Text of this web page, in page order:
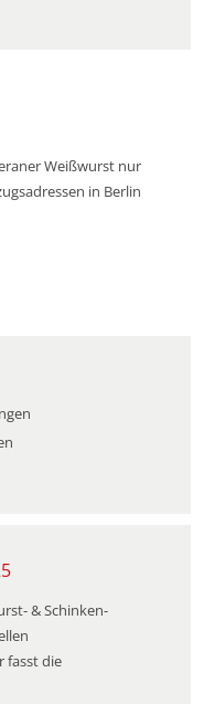
Weißwurst nur
in Berlin
& Schinken­
fasst die